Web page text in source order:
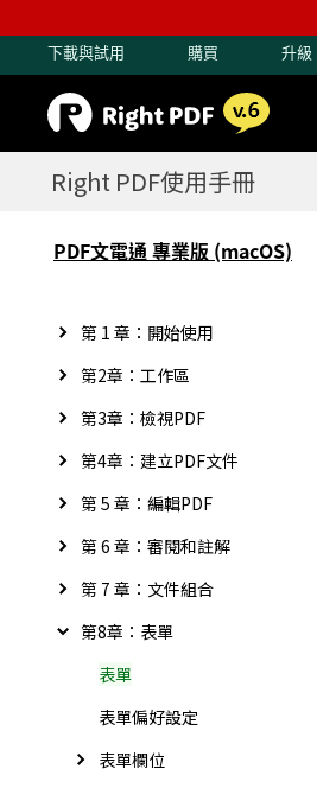
下載與試用 購買 升級
Right PDF使用手冊
PDF文電通 專業版 (macOS)
第 1 章：開始使用
第2章：工作區
第3章：檢視PDF
第4章：建立PDF文件
第 5 章：編輯PDF
第 6 章：審閱和註解
第 7 章：文件組合
第8章：表單
表單
表單偏好設定
表單欄位